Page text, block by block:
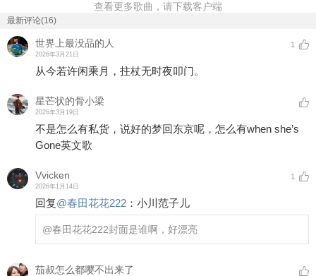
查看更多歌曲，请下载客户端
最新评论(16)
世界上最没品的人
2026年3月21日
1
从今若许闲乘月，拄杖无时夜叩门。
星芒状的骨小梁
2026年3月19日
不是怎么有私货，说好的梦回东京呢，怎么有when she’s
Gone英文歌
Vvicken
2026年1月14日
1
回复@春田花花222 ： 小川范子儿
@春田花花222封面是谁啊，好漂亮
茄叔怎么都嘤不出来了